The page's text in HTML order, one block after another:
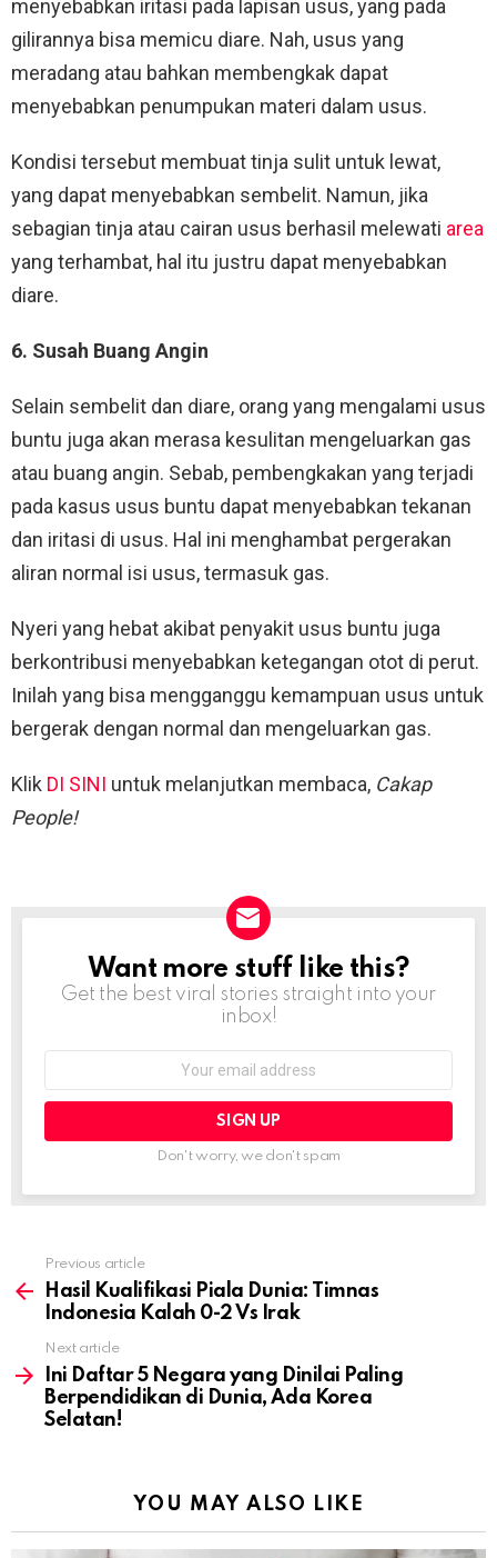
menyebabkan iritasi pada lapisan usus, yang pada
gilirannya bisa memicu diare. Nah, usus yang
meradang atau bahkan membengkak dapat
menyebabkan penumpukan materi dalam usus.
Kondisi tersebut membuat tinja sulit untuk lewat,
yang dapat menyebabkan sembelit. Namun, jika
sebagian tinja atau cairan usus berhasil melewati area
yang terhambat, hal itu justru dapat menyebabkan
diare.
6. Susah Buang Angin
Selain sembelit dan diare, orang yang mengalami usus
buntu juga akan merasa kesulitan mengeluarkan gas
atau buang angin. Sebab, pembengkakan yang terjadi
pada kasus usus buntu dapat menyebabkan tekanan
dan iritasi di usus. Hal ini menghambat pergerakan
aliran normal isi usus, termasuk gas.
Nyeri yang hebat akibat penyakit usus buntu juga
berkontribusi menyebabkan ketegangan otot di perut.
Inilah yang bisa mengganggu kemampuan usus untuk
bergerak dengan normal dan mengeluarkan gas.
Klik DI SINI untuk melanjutkan membaca, Cakap
People!
NEWSLETTER
Want more stuff like this?
Get the best viral stories straight into your
inbox!
Don't worry, we don't spam
more
Previous article
Hasil Kualifikasi Piala Dunia: Timnas
Indonesia Kalah 0-2 Vs Irak
Next article
Ini Daftar 5 Negara yang Dinilai Paling
Berpendidikan di Dunia, Ada Korea
Selatan!
YOU MAY ALSO LIKE